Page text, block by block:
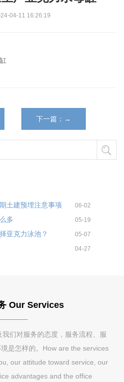
04-11 16:26:19
下一篇：→
土建预埋注意事项 06-02
多 05-19
亚克力泳池？ 05-07
04-27
Our Services
们对服务的态度，服务流程、服
是怎样的。How are the services
our attitude toward service, our
advantages and the office